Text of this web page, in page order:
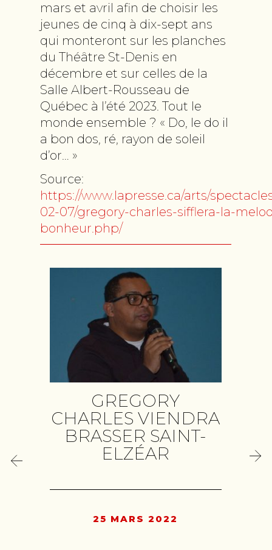
mars et avril afin de choisir les
jeunes de cinq à dix-sept ans
qui monteront sur les planches
du Théâtre St-Denis en
décembre et sur celles de la
Salle Albert-Rousseau de
Québec à l’été 2023. Tout le
monde ensemble ? « Do, le do il
a bon dos, ré, rayon de soleil
d’or… »
Source:
https://www.lapresse.ca/arts/
02-07/gregory-charles-sifflera-la-
bonheur.php/
GREGORY
CHARLES VIENDRA
BRASSER SAINT-
ELZÉAR
25 MARS 2022